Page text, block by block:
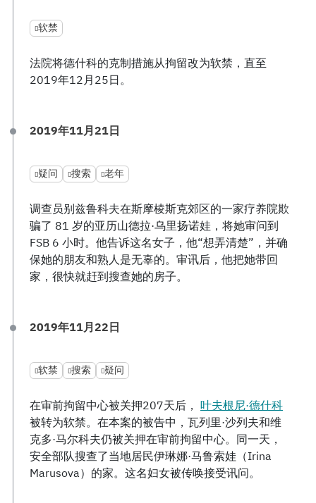
软禁
法院将德什科的克制措施从拘留改为软禁，直至
2019年12月25日。
2019年11月21日
疑问 搜索 老年
调查员别兹鲁科夫在斯摩棱斯克郊区的一家疗养院欺
骗了 81 岁的亚历山德拉·乌里扬诺娃，将她审问到
FSB 6 小时。他告诉这名女子，他“想弄清楚”，并确
保她的朋友和熟人是无辜的。审讯后，他把她带回
家，很快就赶到搜查她的房子。
2019年11月22日
软禁 搜索 疑问
在审前拘留中心被关押207天后， 叶夫根尼·德什科
被转为软禁。在本案的被告中，瓦列里·沙列夫和维
克多·马尔科夫仍被关押在审前拘留中心。同一天，
安全部队搜查了当地居民伊琳娜·马鲁索娃（Irina
Marusova）的家。这名妇女被传唤接受讯问。